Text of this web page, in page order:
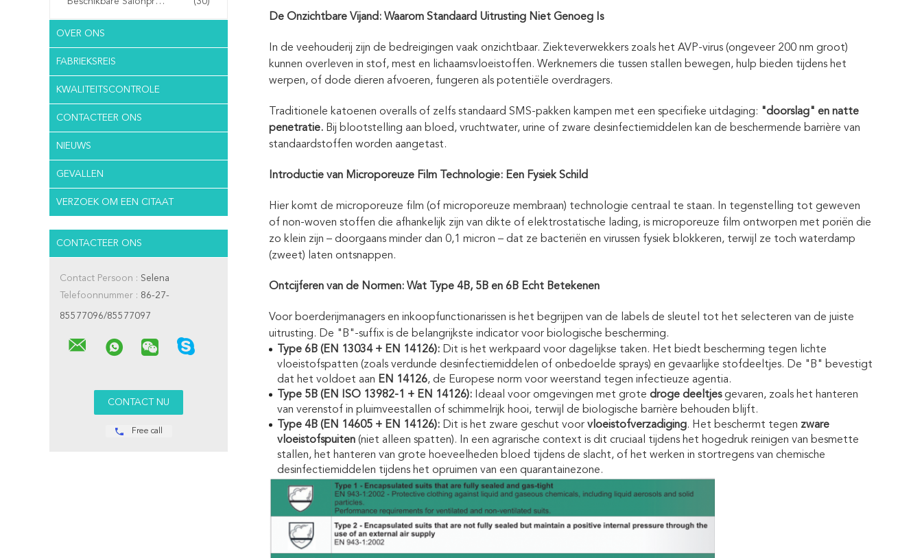
OVER ONS
FABRIEKSREIS
KWALITEITSCONTROLE
CONTACTEER ONS
NIEUWS
GEVALLEN
VERZOEK OM EEN CITAAT
CONTACTEER ONS
Contact Persoon : Selena
Telefoonnummer : 86-27-
85577096/85577097
Free call
De Onzichtbare Vijand: Waarom Standaard Uitrusting Niet Genoeg Is
In de veehouderij zijn de bedreigingen vaak onzichtbaar. Ziekteverwekkers zoals het AVP-virus (ongeveer 200 nm groot)
kunnen overleven in stof, mest en lichaamsvloeistoffen. Werknemers die tussen stallen bewegen, hulp bieden tijdens het
werpen, of dode dieren afvoeren, fungeren als potentiële overdragers.
Traditionele katoenen overalls of zelfs standaard SMS-pakken kampen met een specifieke uitdaging: "doorslag" en natte
penetratie. Bij blootstelling aan bloed, vruchtwater, urine of zware desinfectiemiddelen kan de beschermende barrière van
standaardstoffen worden aangetast.
Introductie van Microporeuze Film Technologie: Een Fysiek Schild
Hier komt de microporeuze film (of microporeuze membraan) technologie centraal te staan. In tegenstelling tot geweven
of non-woven stoffen die afhankelijk zijn van dikte of elektrostatische lading, is microporeuze film ontworpen met poriën die
zo klein zijn – doorgaans minder dan 0,1 micron – dat ze bacteriën en virussen fysiek blokkeren, terwijl ze toch waterdamp
(zweet) laten ontsnappen.
Ontcijferen van de Normen: Wat Type 4B, 5B en 6B Echt Betekenen
Voor boerderijmanagers en inkoopfunctionarissen is het begrijpen van de labels de sleutel tot het selecteren van de juiste
uitrusting. De "B"-suffix is de belangrijkste indicator voor biologische bescherming.
Type 6B (EN 13034 + EN 14126): Dit is het werkpaard voor dagelijkse taken. Het biedt bescherming tegen lichte
vloeistofspatten (zoals verdunde desinfectiemiddelen of onbedoelde sprays) en gevaarlijke stofdeeltjes. De "B" bevestigt
dat het voldoet aan EN 14126, de Europese norm voor weerstand tegen infectieuze agentia.
Type 5B (EN ISO 13982-1 + EN 14126): Ideaal voor omgevingen met grote droge deeltjesgevaren, zoals het hanteren
van verenstof in pluimveestallen of schimmelrijk hooi, terwijl de biologische barrière behouden blijft.
Type 4B (EN 14605 + EN 14126): Dit is het zware geschut voor vloeistofverzadiging. Het beschermt tegen zware
vloeistofspuiten (niet alleen spatten). In een agrarische context is dit cruciaal tijdens het hogedruk reinigen van besmette
stallen, het hanteren van grote hoeveelheden bloed tijdens de slacht, of het werken in stortregens van chemische
desinfectiemiddelen tijdens het opruimen van een quarantainezone.